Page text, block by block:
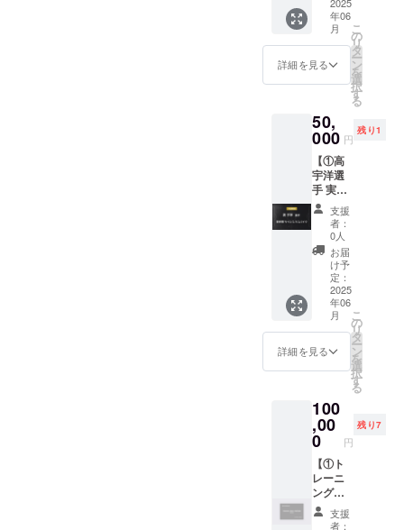
文字の
み ・注
意事
載を希
望され
考欄に
お名前
をご記
入くだ
さい。
希望さ
れない
場合は
「掲載
なし」
とご記
入くだ
さい。
を第4候
補まで
ご入力
い。
②HPへ
全ての
リター
ン品に
付属し
ます。
公式HP
にご希
望のお
名前を
記載い
たしま
す。 ・
掲載場
所：
TRANK
SHONA
Nの公式
HP ・掲
2025年
5月1
日〜1年
間掲載
・掲載
方法：
文字の
み ・注
しなが
ら、一
緒にプ
レーで
きる貴
す。 ・
開催時
2025年
12月予
定 ・場
所：東
京都内
予定 ・
詳細は
決定次
第、
メール
でご連
絡いた
す。 ・
支援者
宿泊費
は自己
負担と
す。 ・
当日、
万が一
来られ
ない
パイク
（※）を
お送り
いたし
ます。
より提
供され
たもの
です。
転売等
は固く
禁止い
たしま
す。
②HPへ
の氏名
掲載権
全ての
リター
ン品に
付属し
ます。
名前を
記載い
たしま
す。 ・
掲載場
所：
TRANK
SHONA
Nの公式
権】 ①
真瀬 拓
海選手
実使用
サイン
入りス
先着1名
様限定
で、現
役プロ
サッ
カー選
手・真
瀬 拓海
選手の
実使用
サイン
入りス
パイク
（※）を
お送り
いたし
ます。
より提
供され
たもの
です。
転売等
は固く
禁止い
たしま
す。
年06
月
詳細を見る
こ
の
リ
タ
ー
ン
を
選
択
す
る
50,
000 円
残り1
【①高
宇洋選
手 実使
用サイ
ン入り
スパイ
ク +
②HPへ
の氏名
掲載
権】 ①
高 宇洋
選手 実
使用サ
イン入
りスパ
着1名様
限定
で、現
役プロ
サッ
カー選
手・高
宇洋選
手の実
支援
者：
0人
お届
け予
定：
2025
年06
月
詳細を見る
こ
の
リ
タ
ー
ン
を
選
択
す
る
100
,00
0 円
残り7
【①ト
レーニ
ング
ウェア
パート
支援
者：